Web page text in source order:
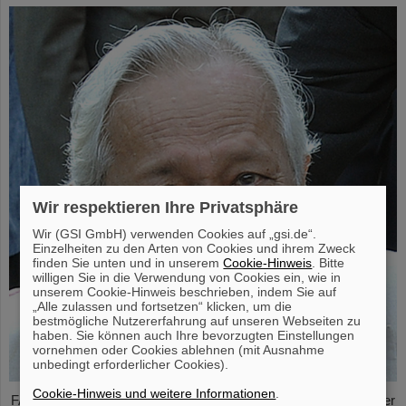
FAIR und GSI trauern um einen herausragenden Wissenschaftler
Wir respektieren Ihre Privatsphäre
Wir (GSI GmbH) verwenden Cookies auf „gsi.de“.
Einzelheiten zu den Arten von Cookies und ihrem Zweck
finden Sie unten und in unseremCookie-Hinweis . Bitte
willigen Sie in die Verwendung von Cookies ein, wie in
unserem Cookie-Hinweis beschrieben, indem Sie auf
„Alle zulassen und fortsetzen“ klicken, um die
bestmögliche Nutzererfahrung auf unseren Webseiten zu
haben. Sie können auch Ihre bevorzugten Einstellungen
vornehmen oder Cookies ablehnen (mit Ausnahme
unbedingt erforderlicher Cookies).
Cookie-Hinweis und weitere Informationen